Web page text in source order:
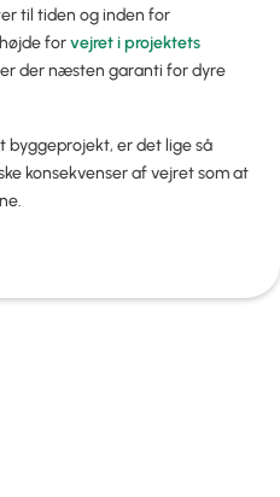
til tiden og inden for
forvejret i projektets
der næsten garanti for dyre
byggeprojekt, er det lige så
konsekvenser af vejret som at